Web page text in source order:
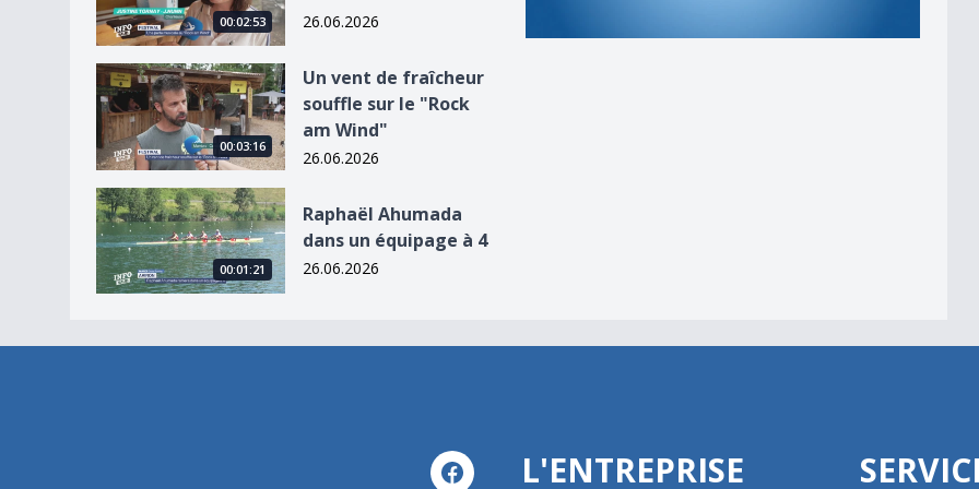
00:02:53 26.06.2026
Un vent de fraîcheur souffle sur le &quot;Rock am Wind&quot;
00:03:16
Un vent de fraîcheur
souffle sur le "Rock
am Wind"
26.06.2026
Raphaël Ahumada dans un équipage à 4
00:01:21
Raphaël Ahumada
dans un équipage à 4
26.06.2026
L'ENTREPRISE